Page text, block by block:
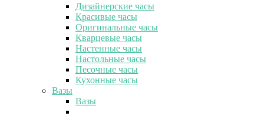
Дизайнерские часы
Красивые часы
Оригинальные часы
Кварцевые часы
Настенные часы
Настольные часы
Песочные часы
Кухонные часы
Вазы
Вазы